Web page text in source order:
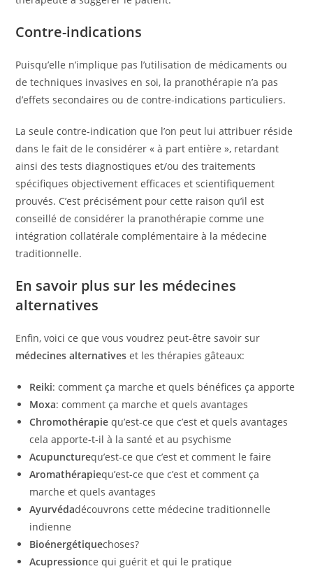
Contre-indications
Puisqu’elle n’implique pas l’utilisation de médicaments ou
de techniques invasives en soi, la pranothérapie n’a pas
d’effets secondaires ou de contre-indications particuliers.
La seule contre-indication que l’on peut lui attribuer réside
dans le fait de le considérer « à part entière », retardant
ainsi des tests diagnostiques et/ou des traitements
spécifiques objectivement efficaces et scientifiquement
prouvés. C’est précisément pour cette raison qu’il est
conseillé de considérer la pranothérapie comme une
intégration collatérale complémentaire à la médecine
traditionnelle.
En savoir plus sur les médecines
alternatives
Enfin, voici ce que vous voudrez peut-être savoir sur
médecines alternatives et les thérapies gâteaux:
Reiki: comment ça marche et quels bénéfices ça apporte
Moxa: comment ça marche et quels avantages
Chromothérapie qu’est-ce que c’est et quels avantages
cela apporte-t-il à la santé et au psychisme
Acupuncturequ’est-ce que c’est et comment le faire
Aromathérapiequ’est-ce que c’est et comment ça
marche et quels avantages
Ayurvédadécouvrons cette médecine traditionnelle
indienne
Bioénergétiquechoses?
Acupressionce qui guérit et qui le pratique